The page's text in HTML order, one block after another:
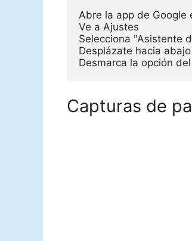
Abre la app de Google
Ve a Ajustes
Selecciona "Asistente
Desplázate hacia
Desmarca la opción
Capturas de